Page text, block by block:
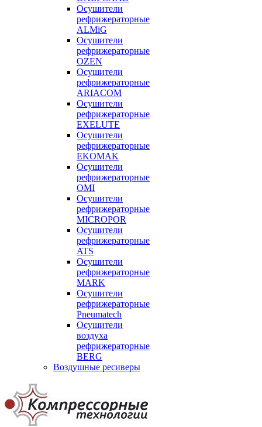
Осушители
рефрижераторные
ALMiG
Осушители
рефрижераторные
OZEN
Осушители
рефрижераторные
ARIACOM
Осушители
рефрижераторные
EXELUTE
Осушители
рефрижераторные
EKOMAK
Осушители
рефрижераторные
OMI
Осушители
рефрижераторные
MICROPOR
Осушители
рефрижераторные
ATS
Осушители
рефрижераторные
MARK
Осушители
рефрижераторные
Pneumatech
Осушители
воздуха
рефрижераторные
BERG
Воздушные ресиверы